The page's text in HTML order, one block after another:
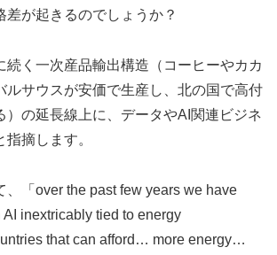
差が起きるのでしょうか？
続く一次産品輸出構造（コーヒーやカカ
ルサウスが安価で生産し、北の国で高付
）の延長線上に、データやAI関連ビジネ
摘します。
、「over the past few years we have
inextricably tied to energy
that can afford… more energy…